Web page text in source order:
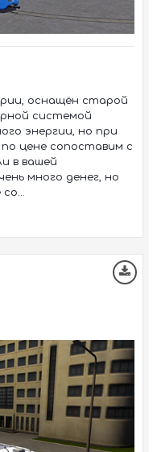
оснащён старой
системой
энергии, но при
цене сопоставим с
в вашей
много денег, но